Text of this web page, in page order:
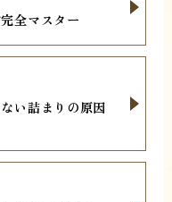
全マスター
い詰まりの原因